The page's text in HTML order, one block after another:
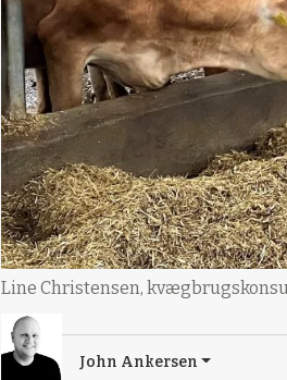
Line Christensen,
John Ankersen